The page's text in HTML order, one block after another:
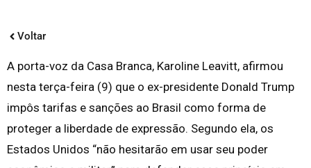
Voltar
A porta-voz da Casa Branca, Karoline Leavitt, afirmou
nesta terça-feira (9) que o ex-presidente Donald Trump
impôs tarifas e sanções ao Brasil como forma de
proteger a liberdade de expressão. Segundo ela, os
Estados Unidos “não hesitarão em usar seu poder